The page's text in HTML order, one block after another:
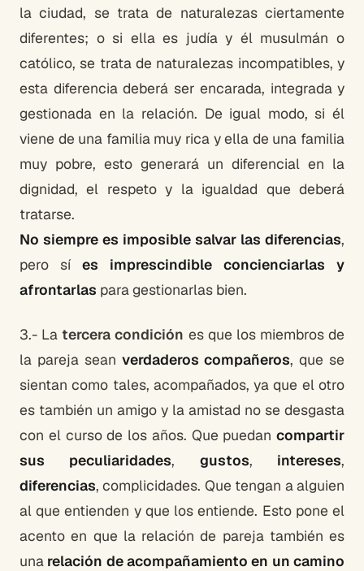
la ciudad, se trata de naturalezas ciertamente
diferentes; o si ella es judía y él musulmán o
católico, se trata de naturalezas incompatibles, y
esta diferencia deberá ser encarada, integrada y
gestionada en la relación. De igual modo, si él
viene de una familia muy rica y ella de una familia
muy pobre, esto generará un diferencial en la
dignidad, el respeto y la igualdad que deberá
tratarse.
No siempre es imposible salvar las diferencias,
pero sí es imprescindible concienciarlas y
afrontarlas para gestionarlas bien.
3.- La tercera condición es que los miembros de
la pareja sean verdaderos compañeros, que se
sientan como tales, acompañados, ya que el otro
es también un amigo y la amistad no se desgasta
con el curso de los años. Que puedan compartir
sus peculiaridades, gustos, intereses,
diferencias, complicidades. Que tengan a alguien
al que entienden y que los entiende. Esto pone el
acento en que la relación de pareja también es
una relación de acompañamiento en un camino